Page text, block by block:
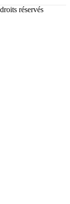
réservés